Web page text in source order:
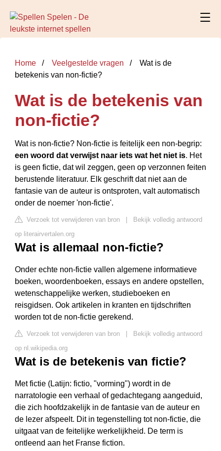
Home Veelgestelde vragen
Wat is de
betekenis van non-fictie?
Wat is de betekenis van
non-fictie?
Wat is non-fictie? Non-fictie is feitelijk een non-begrip:
een woord dat verwijst naar iets wat het niet is. Het
is geen fictie, dat wil zeggen, geen op verzonnen feiten
berustende literatuur. Elk geschrift dat niet aan de
fantasie van de auteur is ontsproten, valt automatisch
onder de noemer 'non-fictie'.
Verzoek tot verwijderen van bron
Bekijk volledig antwoord
op literairvertalen.org
Wat is allemaal non-fictie?
Onder echte non-fictie vallen algemene informatieve
boeken, woordenboeken, essays en andere opstellen,
wetenschappelijke werken, studieboeken en
reisgidsen. Ook artikelen in kranten en tijdschriften
worden tot de non-fictie gerekend.
Verzoek tot verwijderen van bron
Bekijk volledig antwoord
op nl.wikipedia.org
Wat is de betekenis van fictie?
Met fictie (Latijn: fictio, "vorming") wordt in de
narratologie een verhaal of gedachtegang aangeduid,
die zich hoofdzakelijk in de fantasie van de auteur en
de lezer afspeelt. Dit in tegenstelling tot non-fictie, die
uitgaat van de feitelijke werkelijkheid. De term is
ontleend aan het Franse fiction.